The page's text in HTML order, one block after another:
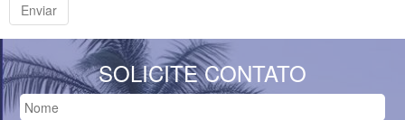
SOLICITE CONTATO